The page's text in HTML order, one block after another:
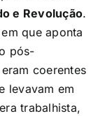
e Revolução.
que aponta
pós-
coerentes
levavam em
trabalhista,